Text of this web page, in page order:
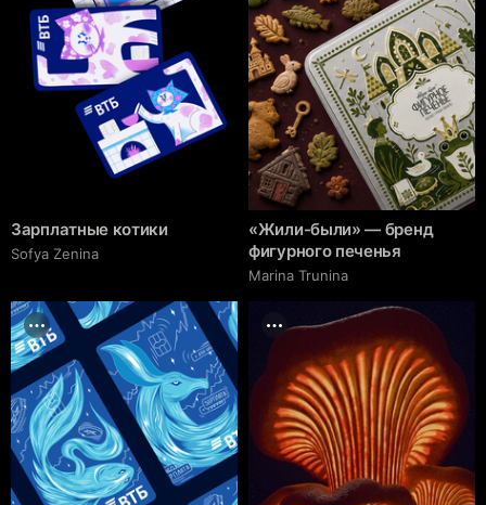
Зарплатные котики
Sofya Zenina
«Жили-были» — бренд
фигурного печенья
Marina Trunina